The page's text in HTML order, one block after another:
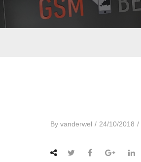
By vanderwel / 24/10/2018 /